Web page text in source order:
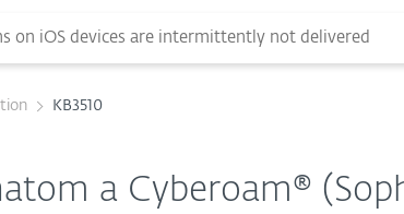
on iOS devices are intermittently not delivered
KB3510
a Cyberoam®